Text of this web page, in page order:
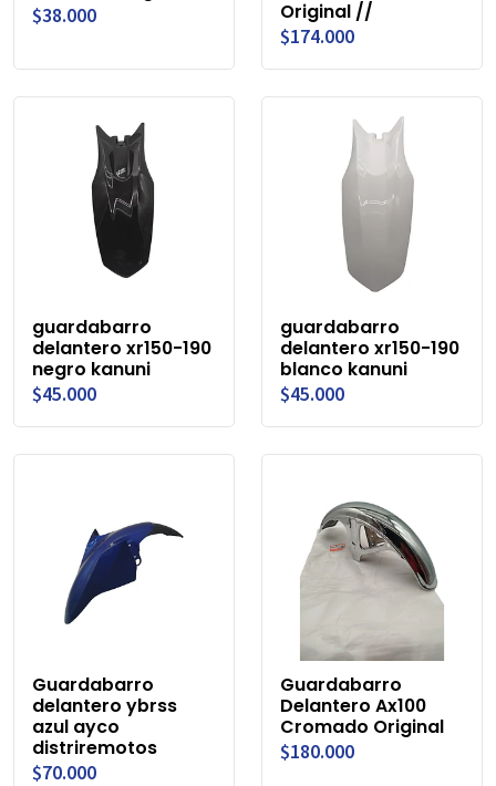
$38.000
Original //
$174.000
guardabarro
delantero xr150-190
negro kanuni
$45.000
guardabarro
delantero xr150-190
blanco kanuni
$45.000
Guardabarro
delantero ybrss
azul ayco
distriremotos
$70.000
Guardabarro
Delantero Ax100
Cromado Original
$180.000